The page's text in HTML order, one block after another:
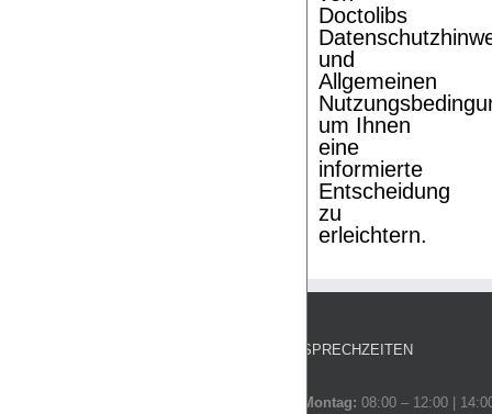
Doctolibs
und
Allgemeinen
um Ihnen
eine
informierte
Entscheidung
zu
erleichtern.
SPRECHZEITEN
Montag: 08:00 – 12:00 |